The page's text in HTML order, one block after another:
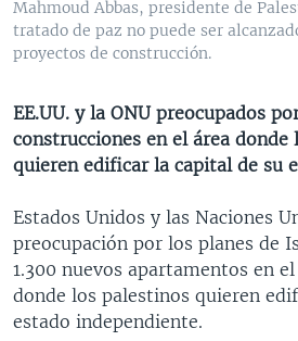
VENEZUELA
BRASIL
NICARAGUA
ECONOMÍA
ENTRETENIMIENTO Y CULTURA
DEPORTES
CIENCIA Y SALUD
MULTIMEDIA
VIDEOS
AUDIOS
PROGRAMAS TV
FORO INTERAMERICANO
VISIÓN 360
LAS CLAVES
PANORAMA
AVANCE INFORMATIVO
AUDIONOTICIAS
BUENOS DÍAS AMÉRICA
ESTADOS UNIDOS AL DÍA
EL MUNDO AL DÍA [RADIO]
FORO [RADIO]
DIRECT
DOCUMENTALES DE LA VOA
Learning English
SÍGANOS
Mahmoud Abbas, presidente de
tratado de paz no puede ser
proyectos de construcción.
EE.UU. y la ONU preocupados
construcciones en el área donde
quieren edificar la capital de su
Estados Unidos y las Naciones
preocupación por los planes de
1.300 nuevos apartamentos en
donde los palestinos quieren
estado independiente.